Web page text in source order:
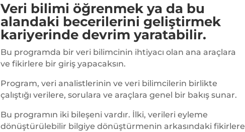
Veri bilimi öğrenmek ya da bu
alandaki becerilerini geliştirmek
kariyerinde devrim yaratabilir.
Bu programda bir veri bilimcinin ihtiyacı olan ana araçlara
ve fikirlere bir giriş yapacaksın.
Program, veri analistlerinin ve veri bilimcilerin birlikte
çalıştığı verilere, sorulara ve araçlara genel bir bakış sunar.
Bu programın iki bileşeni vardır. İlki, verileri eyleme
dönüştürülebilir bilgiye dönüştürmenin arkasındaki fikirlere